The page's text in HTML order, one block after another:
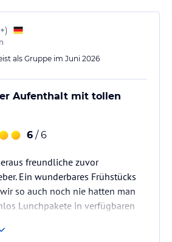
)
als Gruppe im Juni 2026
Aufenthalt mit tollen
6 / 6
freundliche zuvor
Ein wunderbares Frühstücks
so auch noch nie hatten man
Lunchpakete in verfügbaren
usw. Für uns besonders